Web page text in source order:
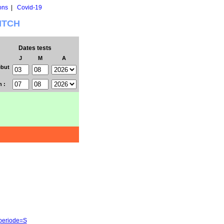
| Covid-19
Dates tests
J M
A
: